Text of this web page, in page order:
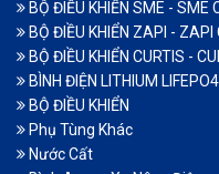
BỘ ĐIỀU KHIỂN SME - SME
BỘ ĐIỀU KHIỂN ZAPI - ZAPI
BỘ ĐIỀU KHIỂN CURTIS -
BÌNH ĐIỆN LITHIUM LIFEPO4
BỘ ĐIỀU KHIỂN
Phụ Tùng Khác
Nước Cất